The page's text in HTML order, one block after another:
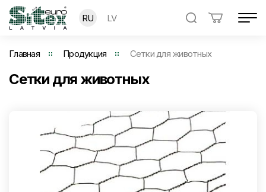
RU LV
Главная Продукция Сетки для животных
Сетки для животных